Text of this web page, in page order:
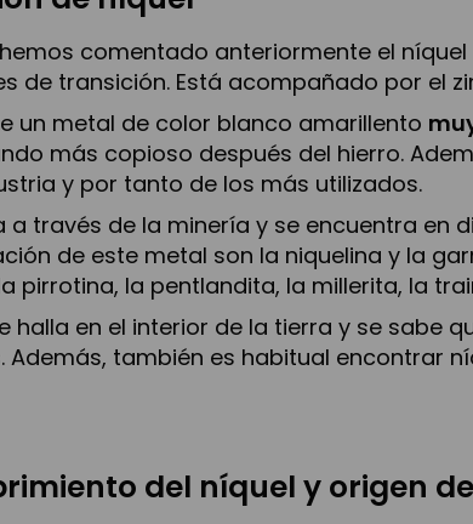
comentado anteriormente el
de transición. Está acompañado por el
un metal de color blanco amarillento
más copioso después del hierro.
y por tanto de los más utilizados.
a través de la minería y se encuentra en
de este metal son la niquelina y la
pirrotina, la pentlandita, la millerita, la
halla en el interior de la tierra y se sabe
Además, también es habitual encontrar
del níquel y origen